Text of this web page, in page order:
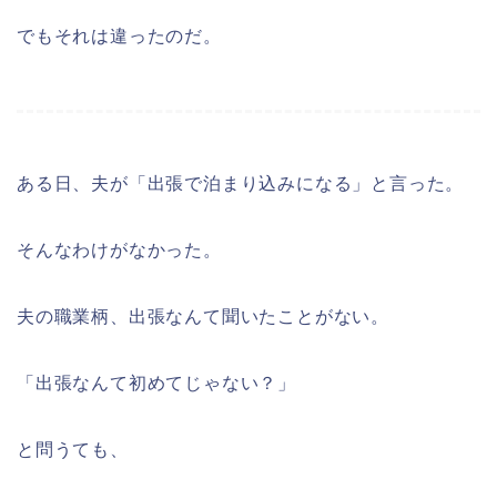
でもそれは違ったのだ。
ある日、夫が「出張で泊まり込みになる」と言った。
そんなわけがなかった。
夫の職業柄、出張なんて聞いたことがない。
「出張なんて初めてじゃない？」
と問うても、